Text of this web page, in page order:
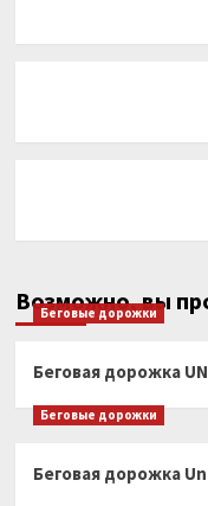
Возможно, вы
Беговые дорожки
Беговая дорожка
Беговые дорожки
Беговая дорожка